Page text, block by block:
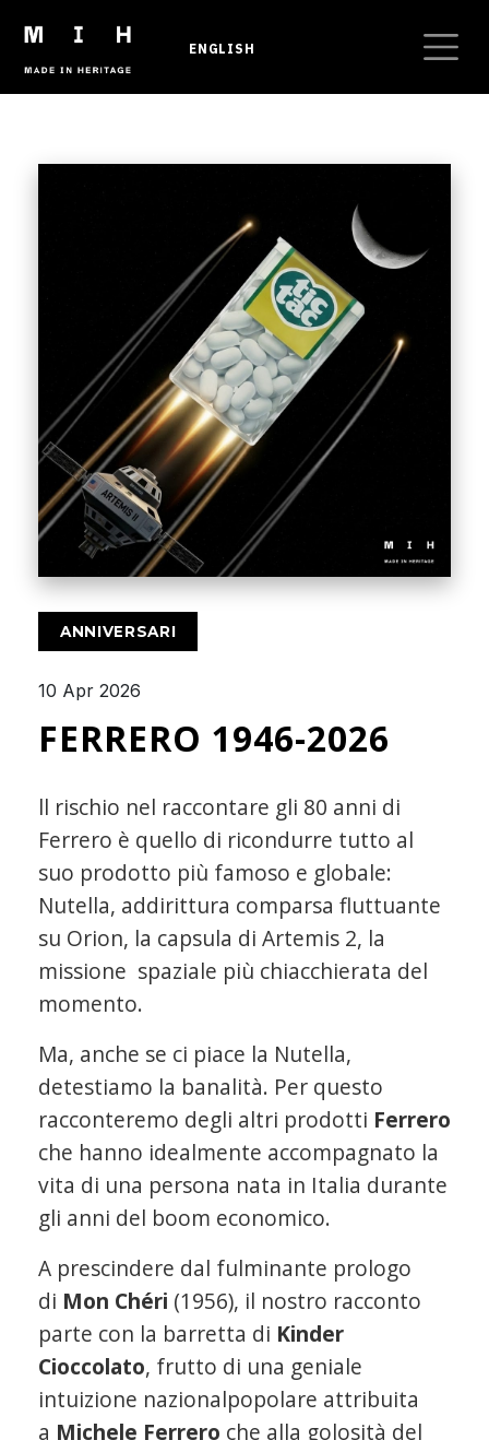
ENGLISH
ANNIVERSARI
10 Apr 2026
FERRERO 1946-2026
ll rischio nel raccontare gli 80 anni di
Ferrero è quello di ricondurre tutto al
suo prodotto più famoso e globale:
Nutella, addirittura comparsa fluttuante
su Orion, la capsula di Artemis 2, la
missione spaziale più chiacchierata del
momento.
Ma, anche se ci piace la Nutella,
detestiamo la banalità. Per questo
racconteremo degli altri prodotti Ferrero
che hanno idealmente accompagnato la
vita di una persona nata in Italia durante
gli anni del boom economico.
A prescindere dal fulminante prologo
di Mon Chéri (1956), il nostro racconto
parte con la barretta di Kinder
Cioccolato, frutto di una geniale
intuizione nazionalpopolare attribuita
a Michele Ferrero che alla golosità del